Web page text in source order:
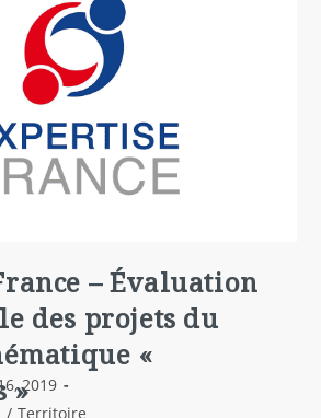
– Évaluation
des projets du
«
»2019
/ Territoire